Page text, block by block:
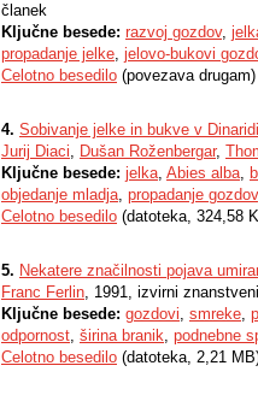
članek
Ključne besede: razvoj gozdov,
propadanje jelke, jelovo-bukovi
Celotno besedilo (povezava drugam)
4. Sobivanje jelke in bukve v
Jurij Diaci, Dušan Roženbergar,
Ključne besede: jelka, Abies alba,
objedanje mladja, propadanje gozdov
Celotno besedilo (datoteka, 324,58
5. Nekatere značilnosti pojava
Franc Ferlin, 1991, izvirni
Ključne besede: gozdovi, smreke,
odpornost, širina branik, podnebne
Celotno besedilo (datoteka, 2,21